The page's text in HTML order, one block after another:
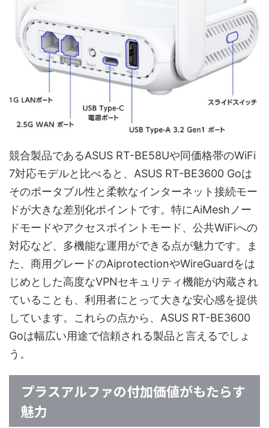
競合製品であるASUS RT-BE58Uや同価格帯のWiFi
7対応モデルと比べると、ASUS RT-BE3600 Goは
そのポータブル性と柔軟なインターネット接続モー
ドが大きな差別化ポイントです。特にAiMeshノー
ドモードやアクセスポイントモード、公共WiFiへの
対応など、多機能な運用ができる点が魅力です。ま
た、商用グレードのAiprotectionやWireGuardをは
じめとした高度なVPNセキュリティ機能が内蔵され
ていることも、利用者にとって大きな安心感を提供
しています。これらの点から、ASUS RT-BE3600
Goは幅広い用途で信頼される製品と言えるでしょ
う。
プラスアルファの付加価値がもたらす
魅力